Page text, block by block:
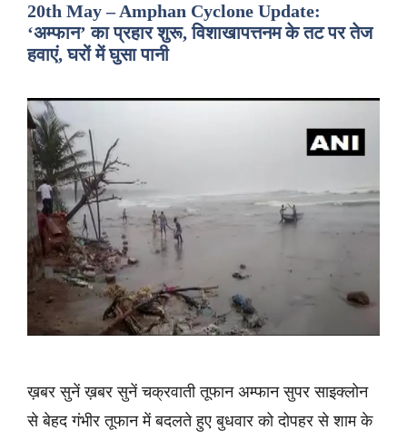
20th May – Amphan Cyclone Update:
‘अम्फान’ का प्रहार शुरू, विशाखापत्तनम के तट पर तेज
हवाएं, घरों में घुसा पानी
ख़बर सुनें ख़बर सुनें चक्रवाती तूफान अम्फान सुपर साइक्लोन
से बेहद गंभीर तूफान में बदलते हुए बुधवार को दोपहर से शाम के